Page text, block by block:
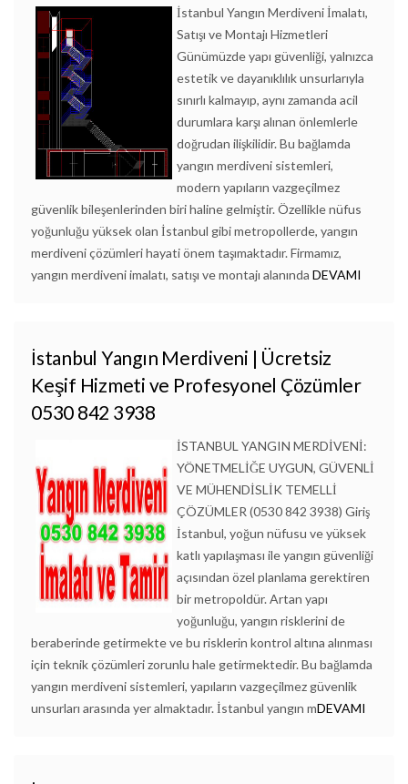
İstanbul Yangın Merdiveni İmalatı,
Satışı ve Montajı Hizmetleri
Günümüzde yapı güvenliği, yalnızca
estetik ve dayanıklılık unsurlarıyla
sınırlı kalmayıp, aynı zamanda acil
durumlara karşı alınan önlemlerle
doğrudan ilişkilidir. Bu bağlamda
yangın merdiveni sistemleri,
modern yapıların vazgeçilmez
güvenlik bileşenlerinden biri haline gelmiştir. Özellikle nüfus
yoğunluğu yüksek olan İstanbul gibi metropollerde, yangın
merdiveni çözümleri hayati önem taşımaktadır. Firmamız,
yangın merdiveni imalatı, satışı ve montajı alanında DEVAMI
İstanbul Yangın Merdiveni | Ücretsiz
Keşif Hizmeti ve Profesyonel Çözümler
0530 842 3938
İSTANBUL YANGIN MERDİVENİ:
YÖNETMELİĞE UYGUN, GÜVENLİ
VE MÜHENDİSLİK TEMELLİ
ÇÖZÜMLER (0530 842 3938) Giriş
İstanbul, yoğun nüfusu ve yüksek
katlı yapılaşması ile yangın güvenliği
açısından özel planlama gerektiren
bir metropoldür. Artan yapı
yoğunluğu, yangın risklerini de
beraberinde getirmekte ve bu risklerin kontrol altına alınması
için teknik çözümleri zorunlu hale getirmektedir. Bu bağlamda
yangın merdiveni sistemleri, yapıların vazgeçilmez güvenlik
unsurları arasında yer almaktadır. İstanbul yangın mDEVAMI